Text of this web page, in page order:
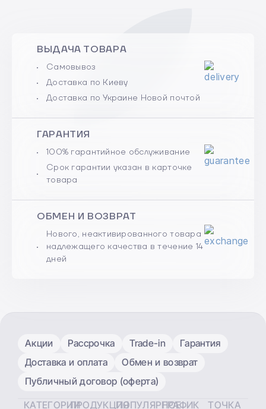
ВЫДАЧА ТОВАРА
Самовывоз
Доставка по Киеву
Доставка по Украине Новой почтой
ГАРАНТИЯ
100% гарантийное обслуживание
Срок гарантии указан в карточке
товара
ОБМЕН И ВОЗВРАТ
Нового, неактивированного товара
надлежащего качества в течение 14
дней
Акции Рассрочка Trade-in
Гарантия
Доставка и оплата
Обмен и возврат
Публичный договор (оферта)
КАТЕГОРИИПРОДУКЦИЯПОПУЛЯРНОЕГРАФИК
ТОЧКА